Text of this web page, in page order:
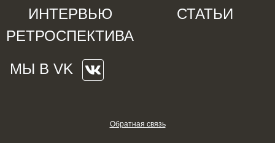
ИНТЕРВЬЮ
СТАТЬИ
РЕТРОСПЕКТИВА
МЫ В VK
Обратная связь